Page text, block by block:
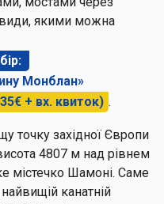
якими можна
Монблан»
+ вх. квиток) .
точку західної Європи
4807 м над рівнем
містечко Шамоні. Саме
канатній